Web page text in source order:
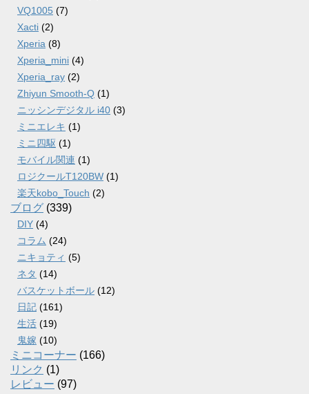
VQ1005 (7)
Xacti (2)
Xperia (8)
Xperia_mini (4)
Xperia_ray (2)
Zhiyun Smooth-Q (1)
ニッシンデジタル i40 (3)
ミニエレキ (1)
ミニ四駆 (1)
モバイル関連 (1)
ロジクールT120BW (1)
楽天kobo_Touch (2)
ブログ (339)
DIY (4)
コラム (24)
ニキョティ (5)
ネタ (14)
バスケットボール (12)
日記 (161)
生活 (19)
鬼嫁 (10)
ミニコーナー (166)
リンク (1)
レビュー (97)